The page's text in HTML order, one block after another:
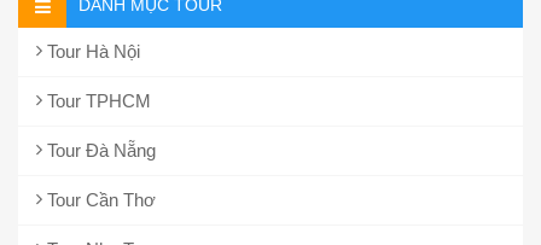
DANH MỤC TOUR
Tour Hà Nội
Tour TPHCM
Tour Đà Nẵng
Tour Cần Thơ